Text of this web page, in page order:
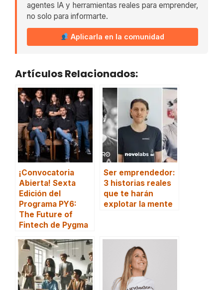
agentes IA y herramientas reales para emprender,
no solo para informarte.
Aplicarla en la comunidad
Artículos Relacionados:
¡Convocatoria
Abierta! Sexta
Edición del
Programa PY6:
The Future of
Fintech de Pygma
Ser emprendedor:
3 historias reales
que te harán
explotar la mente